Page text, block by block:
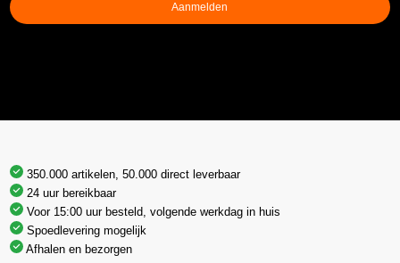
Aanmelden
350.000 artikelen, 50.000 direct leverbaar
24 uur bereikbaar
Voor 15:00 uur besteld, volgende werkdag in huis
Spoedlevering mogelijk
Afhalen en bezorgen